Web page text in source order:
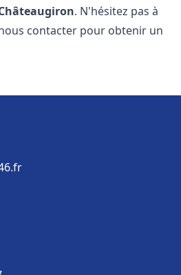
. N'hésitez pas à
contacter pour obtenir un